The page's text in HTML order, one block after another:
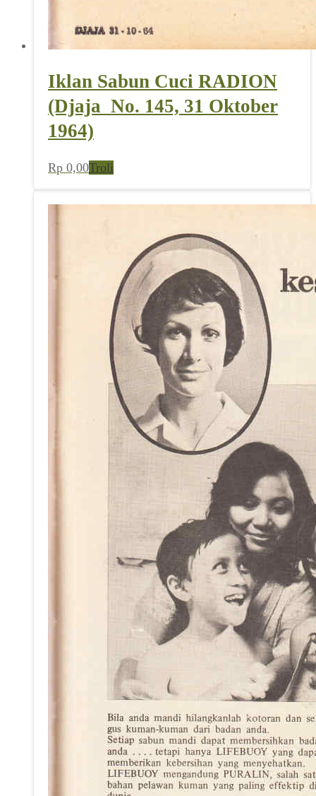
Iklan Sabun Cuci RADION
(Djaja_No. 145, 31 Oktober
1964)
Rp 0,00Troli